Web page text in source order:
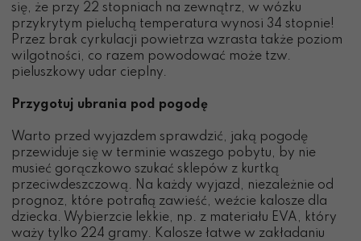
się, że przy 22 stopniach na zewnątrz, w wózku
przykrytym pieluchą temperatura wynosi 34 stopnie!
Przez brak cyrkulacji powietrza wzrasta także poziom
wilgotności, co razem powodować może tzw.
pieluszkowy udar cieplny.
Przygotuj ubrania pod pogodę
Warto przed wyjazdem sprawdzić, jaką pogodę
przewiduje się w terminie waszego pobytu, by nie
musieć gorączkowo szukać sklepów z kurtką
przeciwdeszczową. Na każdy wyjazd, niezależnie od
prognoz, które potrafią zawieść, weźcie kalosze dla
dziecka. Wybierzcie lekkie, np. z materiału EVA, który
waży tylko 224 gramy. Kalosze łatwe w zakładaniu